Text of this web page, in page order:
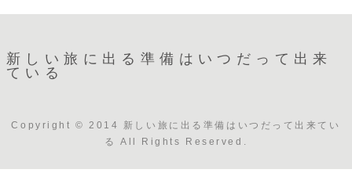
新しい旅に出る準備はいつだって出来
ている
Copyright © 2014 新しい旅に出る準備はいつだって出来てい
る All Rights Reserved.